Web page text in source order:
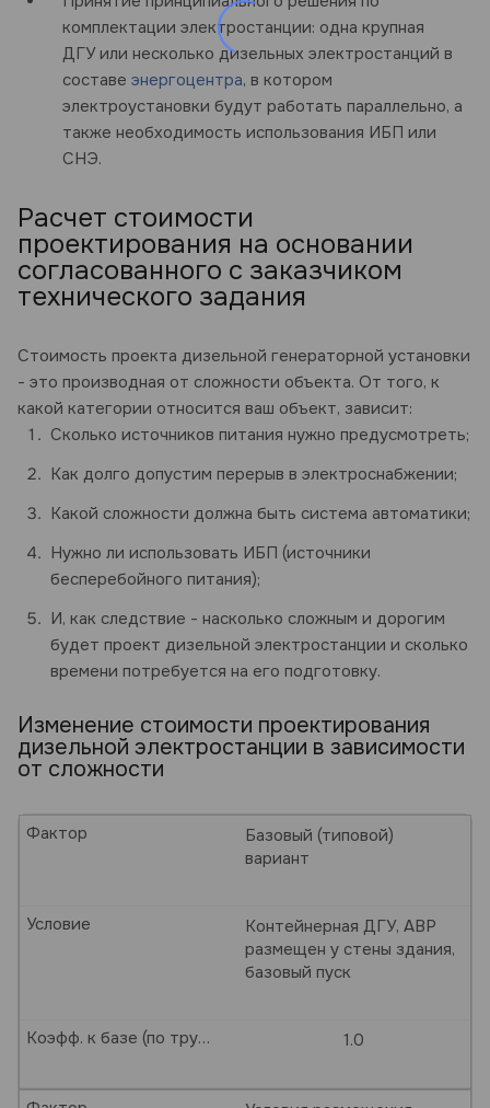
комплектации электростанции: одна крупная
ДГУ или несколько дизельных электростанций в
составе энергоцентра, в котором
электроустановки будут работать параллельно, а
также необходимость использования ИБП или
СНЭ.
Расчет стоимости
проектирования на основании
согласованного с заказчиком
технического задания
Стоимость проекта дизельной генераторной установки
- это производная от сложности объекта. От того, к
какой категории относится ваш объект, зависит:
Сколько источников питания нужно предусмотреть;
Как долго допустим перерыв в электроснабжении;
Какой сложности должна быть система автоматики;
Нужно ли использовать ИБП (источники
бесперебойного питания);
И, как следствие - насколько сложным и дорогим
будет проект дизельной электростанции и сколько
времени потребуется на его подготовку.
Изменение стоимости проектирования
дизельной электростанции в зависимости
от сложности
Базовый (типовой)
вариант
Фактор
Контейнерная ДГУ, АВР
размещен у стены здания,
базовый пуск
Условие
1.0
Коэфф. к базе (по трудозатратам)